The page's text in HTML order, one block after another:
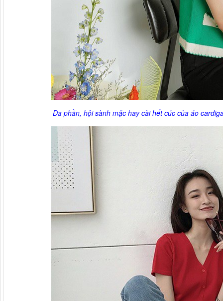
Đa phần, hội sành mặc hay cài hết cúc của áo